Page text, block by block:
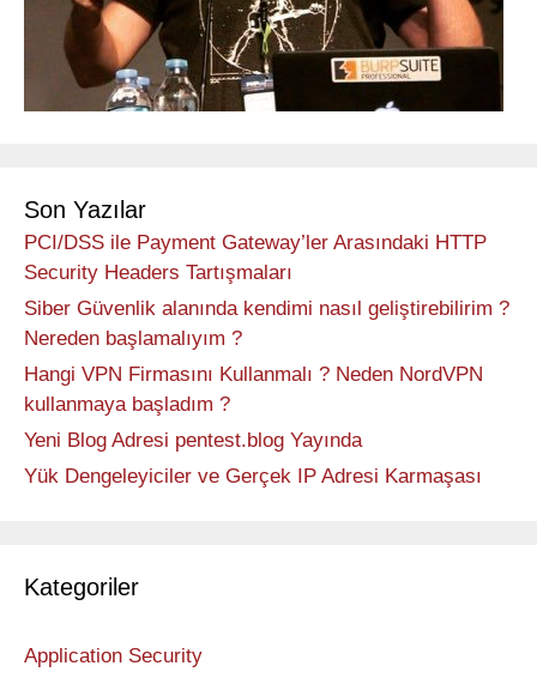
Son Yazılar
PCI/DSS ile Payment Gateway’ler Arasındaki HTTP
Security Headers Tartışmaları
Siber Güvenlik alanında kendimi nasıl geliştirebilirim ?
Nereden başlamalıyım ?
Hangi VPN Firmasını Kullanmalı ? Neden NordVPN
kullanmaya başladım ?
Yeni Blog Adresi pentest.blog Yayında
Yük Dengeleyiciler ve Gerçek IP Adresi Karmaşası
Kategoriler
Application Security